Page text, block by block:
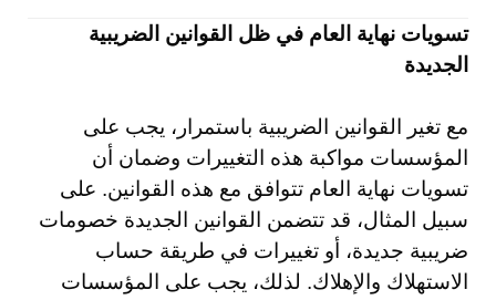
تسويات نهاية العام في ظل القوانين الضريبية
الجديدة
مع تغير القوانين الضريبية باستمرار، يجب على
المؤسسات مواكبة هذه التغييرات وضمان أن
تسويات نهاية العام تتوافق مع هذه القوانين. على
سبيل المثال، قد تتضمن القوانين الجديدة خصومات
ضريبية جديدة، أو تغييرات في طريقة حساب
الاستهلاك والإهلاك. لذلك، يجب على المؤسسات